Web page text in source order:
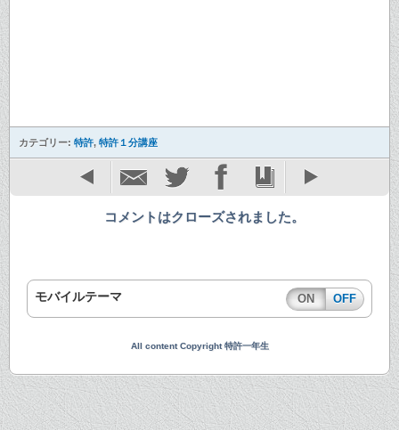
カテゴリー: 特許, 特許１分講座
コメントはクローズされました。
モバイルテーマ ON OFF
All content Copyright 特許一年生